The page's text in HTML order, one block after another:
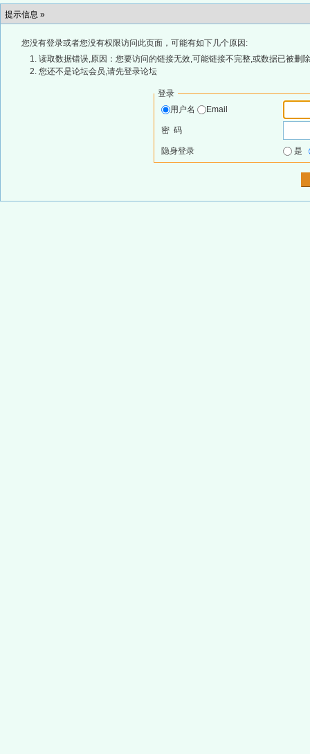
提示信息 »
您没有登录或者您没有权限访问此页面，可能有如下几个原因:
读取数据错误,原因：您要访问的链接无效,可能链接不完整,或数据已被删
您还不是论坛会员,请先登录论坛
登录
用户名
Email
密 码
隐身登录 是